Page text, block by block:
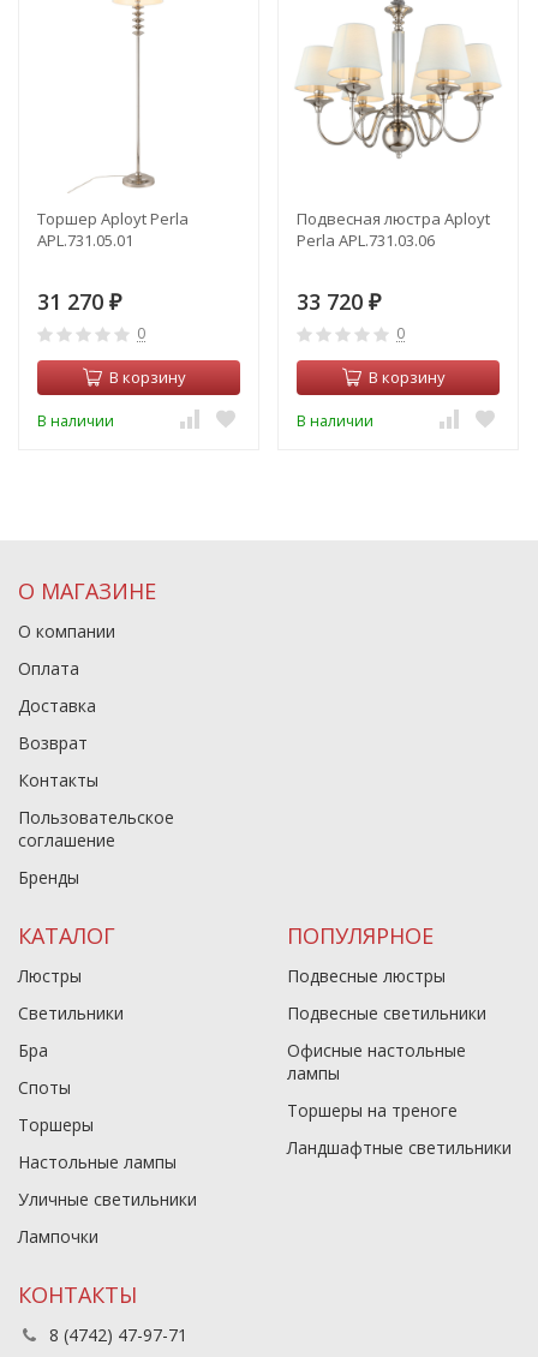
Торшер Aployt Perla
APL.731.05.01
31 270 ₽
0
В корзину
В наличии
Подвесная люстра Aployt
Perla APL.731.03.06
33 720 ₽
0
В корзину
В наличии
О МАГАЗИНЕ
О компании
Оплата
Доставка
Возврат
Контакты
Пользовательское
соглашение
Бренды
КАТАЛОГ
Люстры
Светильники
Бра
Споты
Торшеры
Настольные лампы
Уличные светильники
Лампочки
ПОПУЛЯРНОЕ
Подвесные люстры
Подвесные светильники
Офисные настольные
лампы
Торшеры на треноге
Ландшафтные светильники
КОНТАКТЫ
8 (4742) 47-97-71